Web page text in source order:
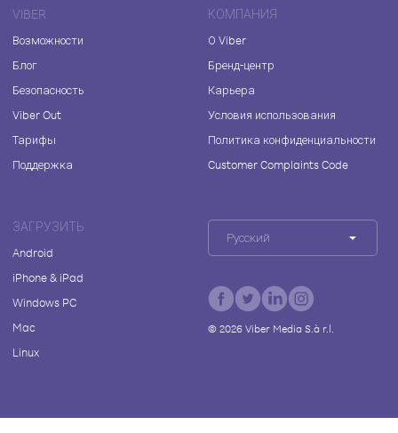
VIBER
Возможности
Блог
Безопасность
Viber Out
Тарифы
Поддержка
КОМПАНИЯ
О Viber
Бренд-центр
Карьера
Условия использования
Политика конфиденциальности
Customer Complaints Code
ЗАГРУЗИТЬ
Android
iPhone & iPad
Windows PC
Mac
Linux
Русский
© 2026Viber Media S.à r.l.